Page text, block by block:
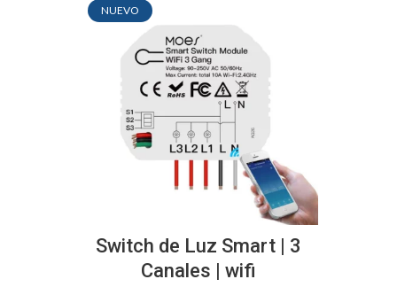
NUEVO
Switch de Luz Smart | 3
Canales | wifi